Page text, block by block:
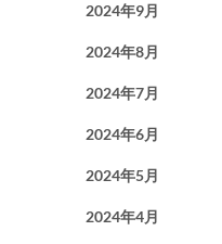
2024年9月
2024年8月
2024年7月
2024年6月
2024年5月
2024年4月